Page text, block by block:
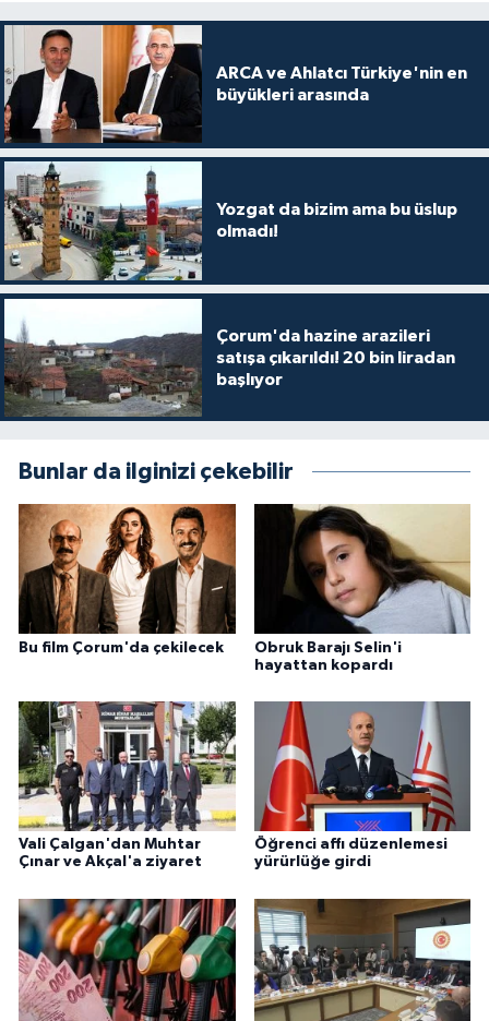
ARCA ve Ahlatcı Türkiye'nin en
büyükleri arasında
Yozgat da bizim ama bu üslup
olmadı!
Çorum'da hazine arazileri
satışa çıkarıldı! 20 bin liradan
başlıyor
Bunlar da ilginizi çekebilir
Bu film Çorum'da çekilecek
Obruk Barajı Selin'i
hayattan kopardı
Vali Çalgan'dan Muhtar
Çınar ve Akçal'a ziyaret
Öğrenci affı düzenlemesi
yürürlüğe girdi